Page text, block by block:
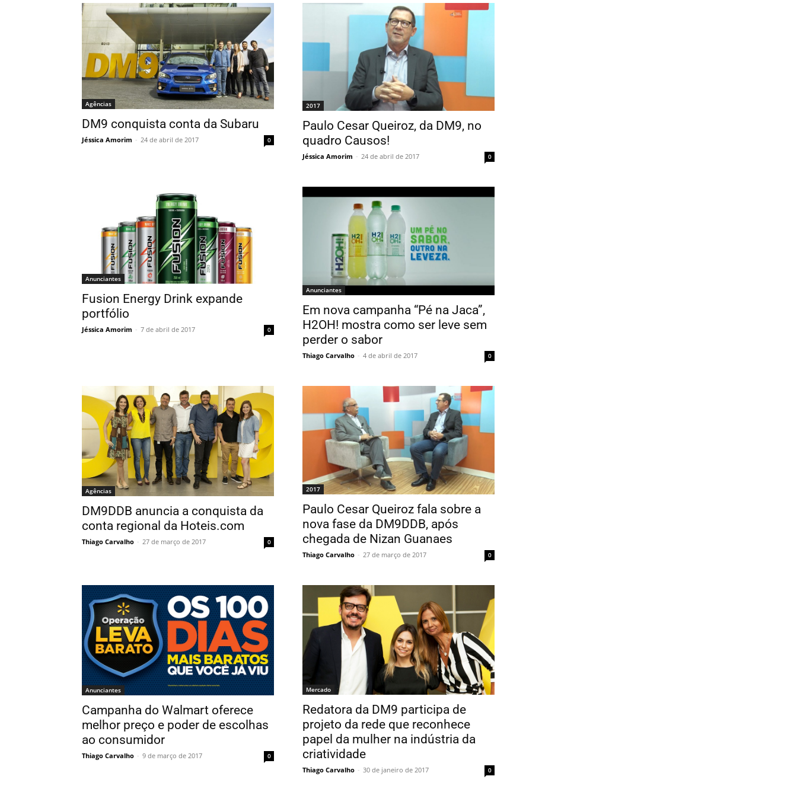
Agências
DM9 conquista conta da Subaru
Jéssica Amorim - 24 de abril de 2017 0
2017
Paulo Cesar Queiroz, da DM9, no
quadro Causos!
Jéssica Amorim - 24 de abril de 2017 0
Anunciantes
Fusion Energy Drink expande
portfólio
Jéssica Amorim - 7 de abril de 2017 0
Anunciantes
Em nova campanha “Pé na Jaca”,
H2OH! mostra como ser leve sem
perder o sabor
Thiago Carvalho - 4 de abril de 2017 0
Agências
DM9DDB anuncia a conquista da
conta regional da Hoteis.com
Thiago Carvalho - 27 de março de 2017 0
2017
Paulo Cesar Queiroz fala sobre a
nova fase da DM9DDB, após
chegada de Nizan Guanaes
Thiago Carvalho - 27 de março de 2017 0
Anunciantes
Campanha do Walmart oferece
melhor preço e poder de escolhas
ao consumidor
Thiago Carvalho - 9 de março de 2017 0
Mercado
Redatora da DM9 participa de
projeto da rede que reconhece
papel da mulher na indústria da
criatividade
Thiago Carvalho - 30 de janeiro de 2017 0